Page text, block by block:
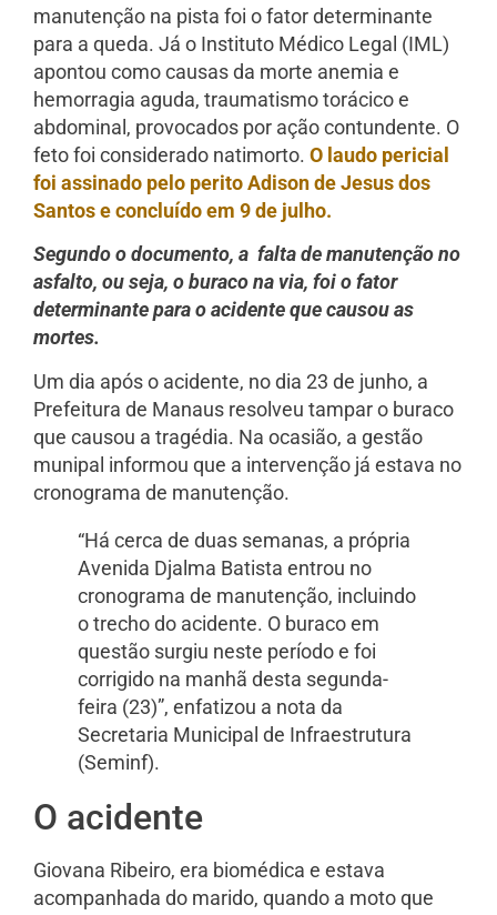
manutenção na pista foi o fator determinante
para a queda. Já o Instituto Médico Legal (IML)
apontou como causas da morte anemia e
hemorragia aguda, traumatismo torácico e
abdominal, provocados por ação contundente. O
feto foi considerado natimorto. O laudo pericial
foi assinado pelo perito Adison de Jesus dos
Santos e concluído em 9 de julho.
Segundo o documento, a falta de manutenção no
asfalto, ou seja, o buraco na via, foi o fator
determinante para o acidente que causou as
mortes.
Um dia após o acidente, no dia 23 de junho, a
Prefeitura de Manaus resolveu tampar o buraco
que causou a tragédia. Na ocasião, a gestão
munipal informou que a intervenção já estava no
cronograma de manutenção.
“Há cerca de duas semanas, a própria
Avenida Djalma Batista entrou no
cronograma de manutenção, incluindo
o trecho do acidente. O buraco em
questão surgiu neste período e foi
corrigido na manhã desta segunda-
feira (23)”, enfatizou a nota da
Secretaria Municipal de Infraestrutura
(Seminf).
O acidente
Giovana Ribeiro, era biomédica e estava
acompanhada do marido, quando a moto que